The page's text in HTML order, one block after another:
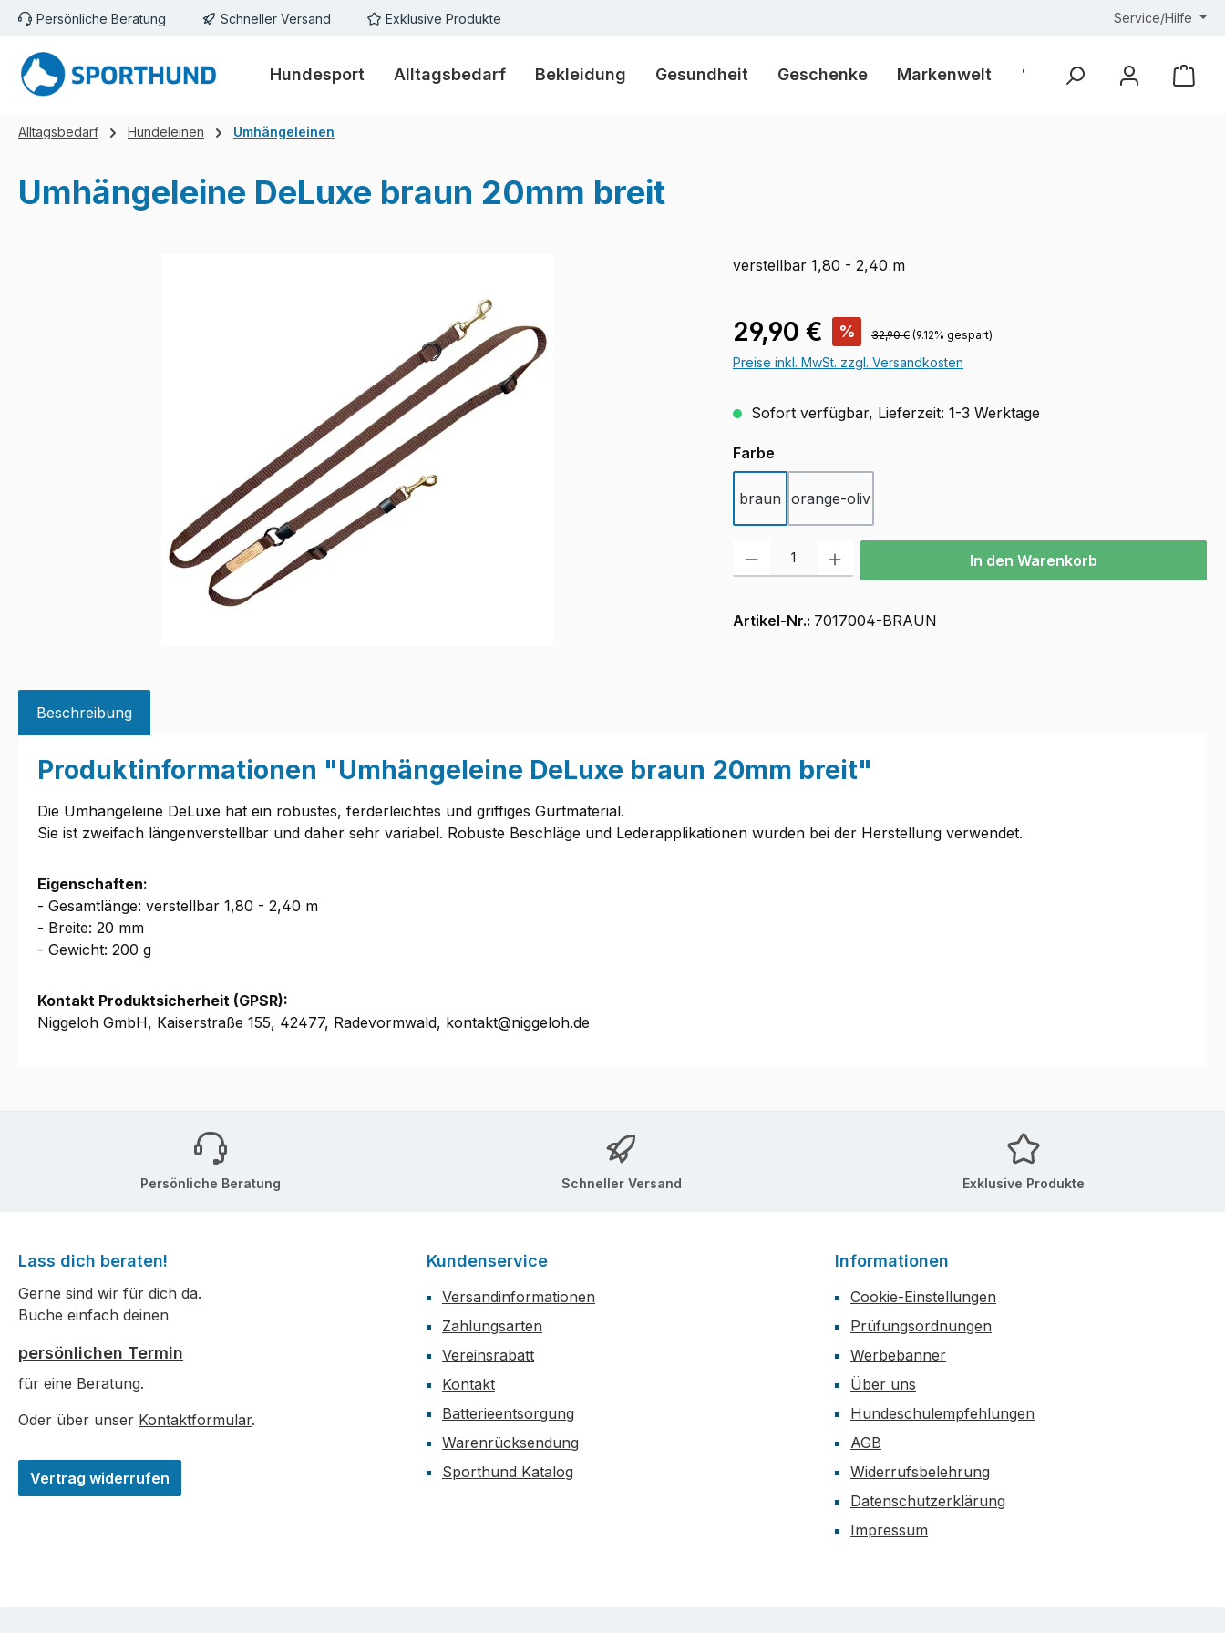
Hauptinhalt springen
Zur Suche springen
Zur Hauptnavigation springen
Persönliche Beratung Schneller Versand Exklusive Produkte Service/Hilfe
Hundesport Alltagsbedarf Bekleidung Gesundheit Geschenke Markenwelt % Outlet %
Alltagsbedarf Hundeleinen Umhängeleinen
Umhängeleine DeLuxe braun 20mm breit
verstellbar 1,80 - 2,40 m
Verkaufspreis:
29,90 € % Regulärer Preis:
32,90 € (9.12% gespart)
Preise inkl. MwSt. zzgl. Versandkosten
Sofort verfügbar, Lieferzeit: 1-3 Werktage
Farbe
braun orange-oliv
Produkt Anzahl: Gib den gewünschten Wert ein oder benutze die Schaltflächen
In den Warenkorb
Artikel-Nr.: 7017004-BRAUN
Beschreibung
Produktinformationen "Umhängeleine DeLuxe braun 20mm breit"
Die Umhängeleine DeLuxe hat ein robustes, ferderleichtes und griffiges Gurtmaterial.
Sie ist zweifach längenverstellbar und daher sehr variabel. Robuste Beschläge und Lederapplikationen wurden bei der Herstellung verwendet.
Eigenschaften:
- Gesamtlänge: verstellbar 1,80 - 2,40 m
- Breite: 20 mm
- Gewicht: 200 g
Kontakt Produktsicherheit (GPSR):
Niggeloh GmbH, Kaiserstraße 155, 42477, Radevormwald, kontakt@niggeloh.de
Persönliche Beratung Schneller Versand Exklusive Produkte
Lass dich beraten!
Gerne sind wir für dich da.
Buche einfach deinen
persönlichen Termin
für eine Beratung.
Oder über unser Kontaktformular.
Vertrag widerrufen
Kundenservice
Versandinformationen
Zahlungsarten
Vereinsrabatt
Kontakt
Batterieentsorgung
Warenrücksendung
Sporthund Katalog
Informationen
Cookie-Einstellungen
Prüfungsordnungen
Werbebanner
Über uns
Hundeschulempfehlungen
AGB
Widerrufsbelehrung
Datenschutzerklärung
Impressum